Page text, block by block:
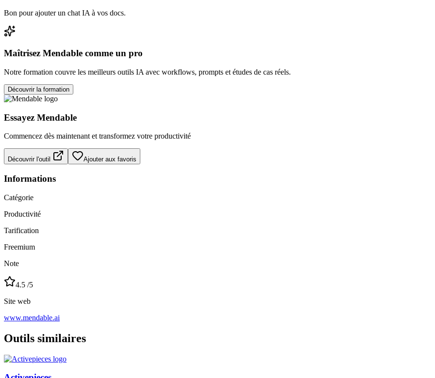
Bon pour ajouter un chat IA à vos docs.
Maîtrisez Mendable comme un pro
Notre formation couvre les meilleurs outils IA avec workflows, prompts et études de cas réels.
Découvrir la formation
Essayez Mendable
Commencez dès maintenant et transformez votre productivité
Découvrir l'outil Ajouter aux favoris
Informations
Catégorie
Productivité
Tarification
Freemium
Note
4.5 /5
Site web
www.mendable.ai
Outils similaires